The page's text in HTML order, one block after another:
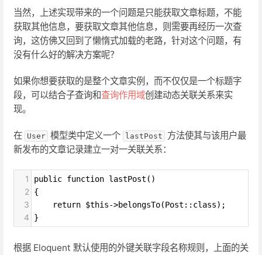
当然，上述实现带来的一个问题是只能获取文章标题，不能
获取其他信息，要获取文章其他信息，则需要再经历一次查
询，这仿佛又回到了懒惰式加载的老路，针对这个问题，有
没有什么好的解决方案呢？
如果你想要获取的是整个文章实例，而不仅仅是一个标题字
段，可以结合子查询和查询作用域创建动态关联关系来实
现。
在 User 模型类中定义一个 lastPost
方法使其与该用户最
新发布的文章记录建立一对一关联关系：
1 public function lastPost()
2 {
3
    return $this->belongsTo(Post::class);
4 }
根据 Eloquent 默认使用的外键关联字段名称规则，上面的关